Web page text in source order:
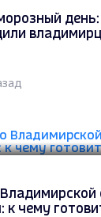
день:
Владимирской
к чему